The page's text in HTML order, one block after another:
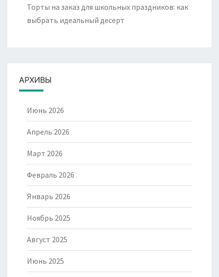
Торты на заказ для школьных праздников: как
выбрать идеальный десерт
АРХИВЫ
Июнь 2026
Апрель 2026
Март 2026
Февраль 2026
Январь 2026
Ноябрь 2025
Август 2025
Июнь 2025